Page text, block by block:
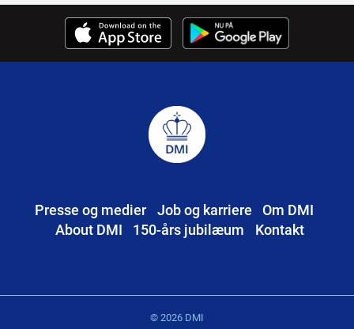
Presse og medier Job og karriere
Om DMI
About DMI
150-års jubilæum Kontakt
© 2026 DMI